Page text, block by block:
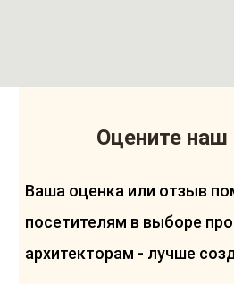
Оцените наш
Ваша оценка или отзыв
посетителям в выборе
архитекторам - лучше